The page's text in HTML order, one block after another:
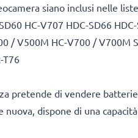
siano inclusi nelle
HC-V707 HDC-SD66
/ V500M HC-V700 / V700M
T76
pretende di vendere batterie
dispone di una